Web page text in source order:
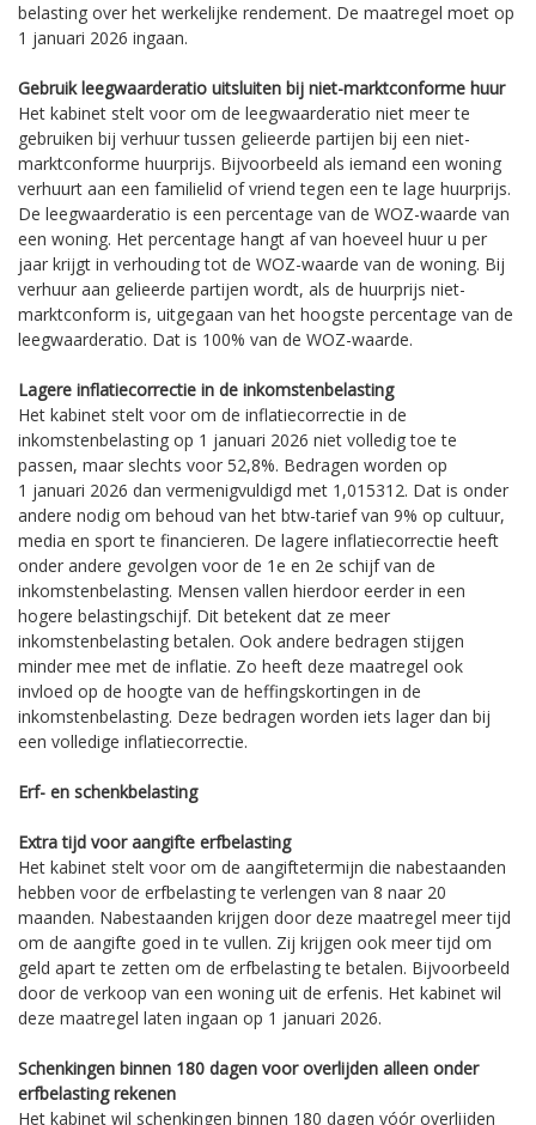
belasting over het werkelijke rendement. De maatregel moet op
1 januari 2026 ingaan.
Gebruik leegwaarderatio uitsluiten bij niet-marktconforme huur
Het kabinet stelt voor om de leegwaarderatio niet meer te
gebruiken bij verhuur tussen gelieerde partijen bij een niet-
marktconforme huurprijs. Bijvoorbeeld als iemand een woning
verhuurt aan een familielid of vriend tegen een te lage huurprijs.
De leegwaarderatio is een percentage van de WOZ-waarde van
een woning. Het percentage hangt af van hoeveel huur u per
jaar krijgt in verhouding tot de WOZ-waarde van de woning. Bij
verhuur aan gelieerde partijen wordt, als de huurprijs niet-
marktconform is, uitgegaan van het hoogste percentage van de
leegwaarderatio. Dat is 100% van de WOZ-waarde.
Lagere inflatiecorrectie in de inkomstenbelasting
Het kabinet stelt voor om de inflatiecorrectie in de
inkomstenbelasting op 1 januari 2026 niet volledig toe te
passen, maar slechts voor 52,8%. Bedragen worden op
1 januari 2026 dan vermenigvuldigd met 1,015312. Dat is onder
andere nodig om behoud van het btw-tarief van 9% op cultuur,
media en sport te financieren. De lagere inflatiecorrectie heeft
onder andere gevolgen voor de 1e en 2e schijf van de
inkomstenbelasting. Mensen vallen hierdoor eerder in een
hogere belastingschijf. Dit betekent dat ze meer
inkomstenbelasting betalen. Ook andere bedragen stijgen
minder mee met de inflatie. Zo heeft deze maatregel ook
invloed op de hoogte van de heffingskortingen in de
inkomstenbelasting. Deze bedragen worden iets lager dan bij
een volledige inflatiecorrectie.
Erf- en schenkbelasting
Extra tijd voor aangifte erfbelasting
Het kabinet stelt voor om de aangiftetermijn die nabestaanden
hebben voor de erfbelasting te verlengen van 8 naar 20
maanden. Nabestaanden krijgen door deze maatregel meer tijd
om de aangifte goed in te vullen. Zij krijgen ook meer tijd om
geld apart te zetten om de erfbelasting te betalen. Bijvoorbeeld
door de verkoop van een woning uit de erfenis. Het kabinet wil
deze maatregel laten ingaan op 1 januari 2026.
Schenkingen binnen 180 dagen voor overlijden alleen onder
erfbelasting rekenen
Het kabinet wil schenkingen binnen 180 dagen vóór overlijden